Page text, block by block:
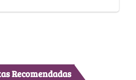
Recomendadas